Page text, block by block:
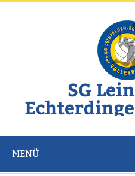
Zum
SG
MENÜ